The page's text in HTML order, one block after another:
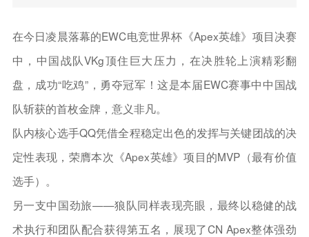
在今日凌晨落幕的EWC电竞世界杯《Apex英雄》项目决赛
中，中国战队VKg顶住巨大压力，在决胜轮上演精彩翻
盘，成功“吃鸡”，勇夺冠军！这是本届EWC赛事中中国战
队斩获的首枚金牌，意义非凡。
队内核心选手QQ凭借全程稳定出色的发挥与关键团战的决
定性表现，荣膺本次《Apex英雄》项目的MVP（最有价值
选手）。
另一支中国劲旅——狼队同样表现亮眼，最终以稳健的战
术执行和团队配合获得第五名，展现了CN Apex整体强劲